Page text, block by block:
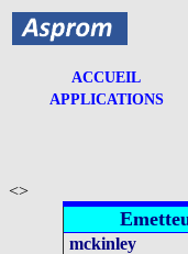
ACCUEIL
APPLICATIONS
<>
mckinley